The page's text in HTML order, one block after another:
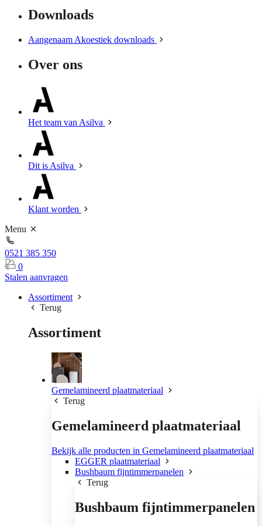
Downloads
Aangenaam Akoestiek downloads
Over ons
Het team van Asilva
Dit is Asilva
Klant worden
Menu
0521 385 350
0
Stalen aanvragen
Assortiment
Terug
Assortiment
Gemelamineerd plaatmateriaal
Terug
Gemelamineerd plaatmateriaal
Bekijk alle producten in Gemelamineerd plaatmateriaal
EGGER plaatmateriaal
Bushbaum fijntimmerpanelen
Terug
Bushbaum fijntimmerpanelen